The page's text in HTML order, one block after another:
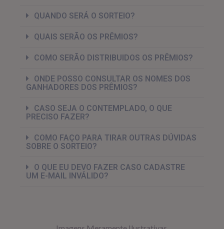
QUANDO SERÁ O SORTEIO?
QUAIS SERÃO OS PRÊMIOS?
COMO SERÃO DISTRIBUIDOS OS PRÊMIOS?
ONDE POSSO CONSULTAR OS NOMES DOS
GANHADORES DOS PRÊMIOS?
CASO SEJA O CONTEMPLADO, O QUE
PRECISO FAZER?
COMO FAÇO PARA TIRAR OUTRAS DÚVIDAS
SOBRE O SORTEIO?
O QUE EU DEVO FAZER CASO CADASTRE
UM E-MAIL INVÁLIDO?